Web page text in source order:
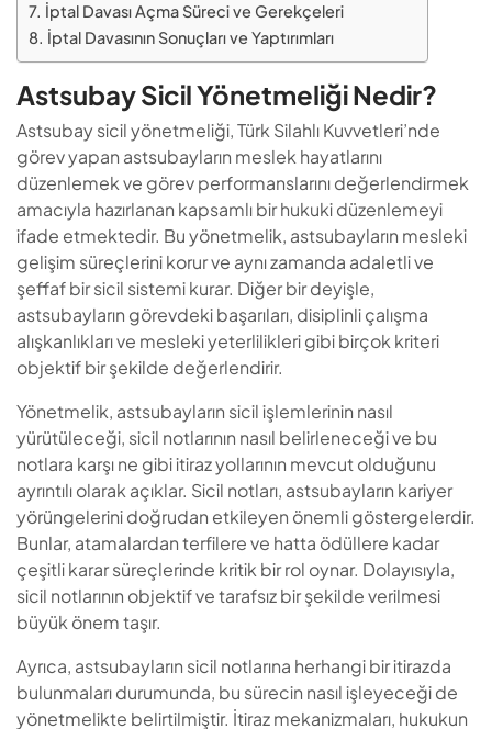
İptal Davası Açma Süreci ve Gerekçeleri
İptal Davasının Sonuçları ve Yaptırımları
Astsubay Sicil Yönetmeliği Nedir?
Astsubay sicil yönetmeliği, Türk Silahlı Kuvvetleri’nde
görev yapan astsubayların meslek hayatlarını
düzenlemek ve görev performanslarını değerlendirmek
amacıyla hazırlanan kapsamlı bir hukuki düzenlemeyi
ifade etmektedir. Bu yönetmelik, astsubayların mesleki
gelişim süreçlerini korur ve aynı zamanda adaletli ve
şeffaf bir sicil sistemi kurar. Diğer bir deyişle,
astsubayların görevdeki başarıları, disiplinli çalışma
alışkanlıkları ve mesleki yeterlilikleri gibi birçok kriteri
objektif bir şekilde değerlendirir.
Yönetmelik, astsubayların sicil işlemlerinin nasıl
yürütüleceği, sicil notlarının nasıl belirleneceği ve bu
notlara karşı ne gibi itiraz yollarının mevcut olduğunu
ayrıntılı olarak açıklar. Sicil notları, astsubayların kariyer
yörüngelerini doğrudan etkileyen önemli göstergelerdir.
Bunlar, atamalardan terfilere ve hatta ödüllere kadar
çeşitli karar süreçlerinde kritik bir rol oynar. Dolayısıyla,
sicil notlarının objektif ve tarafsız bir şekilde verilmesi
büyük önem taşır.
Ayrıca, astsubayların sicil notlarına herhangi bir itirazda
bulunmaları durumunda, bu sürecin nasıl işleyeceği de
yönetmelikte belirtilmiştir. İtiraz mekanizmaları, hukukun